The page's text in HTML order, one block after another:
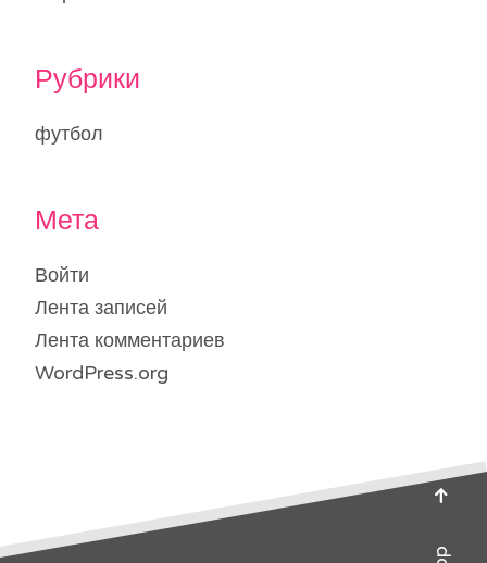
Рубрики
футбол
Мета
Войти
Лента записей
Лента комментариев
WordPress.org